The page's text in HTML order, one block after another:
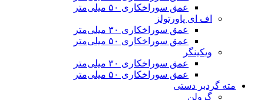
عمق سوراخکاری ۵۰ میلی‌متر
اف ای پاورتولز
عمق سوراخکاری ۳۰ میلی‌متر
عمق سوراخکاری ۵۰ میلی‌متر
ویکینگر
عمق سوراخکاری ۳۰ میلی‌متر
عمق سوراخکاری ۵۰ میلی‌متر
مته گردبر دستی
گرولن